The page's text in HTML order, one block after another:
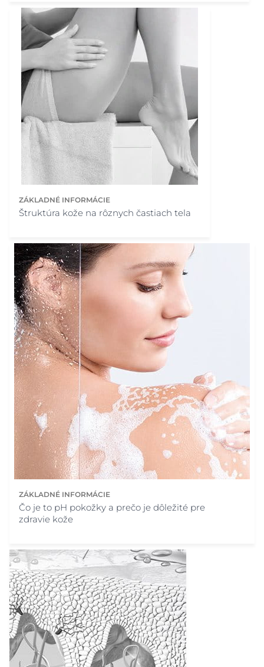
ZÁKLADNÉ INFORMÁCIE
Štruktúra kože na rôznych častiach tela
ZÁKLADNÉ INFORMÁCIE
Čo je to pH pokožky a prečo je dôležité pre
zdravie kože